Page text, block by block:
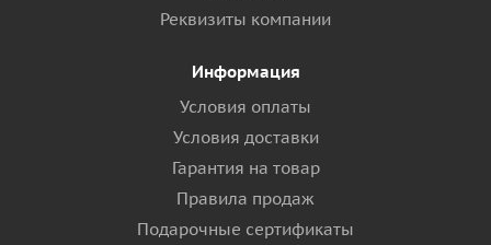
Реквизиты компании
Информация
Условия оплаты
Условия доставки
Гарантия на товар
Правила продаж
Подарочные сертификаты